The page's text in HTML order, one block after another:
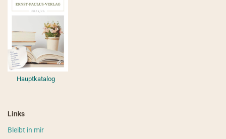
Hauptkatalog
Links
Bleibt in mir